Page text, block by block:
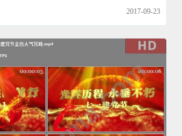
2017-09-23